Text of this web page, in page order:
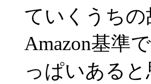
ていくうち
Amazon基準
っぱいあると